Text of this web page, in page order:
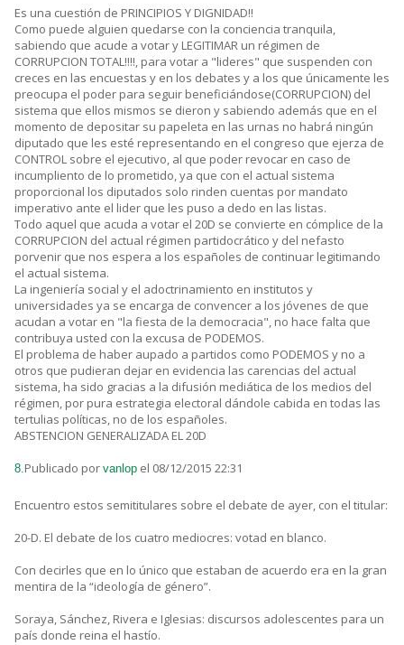
Es una cuestión de PRINCIPIOS Y DIGNIDAD!!
Como puede alguien quedarse con la conciencia tranquila,
sabiendo que acude a votar y LEGITIMAR un régimen de
CORRUPCION TOTAL!!!!, para votar a "lideres" que suspenden con
creces en las encuestas y en los debates y a los que únicamente les
preocupa el poder para seguir beneficiándose(CORRUPCION) del
sistema que ellos mismos se dieron y sabiendo además que en el
momento de depositar su papeleta en las urnas no habrá ningún
diputado que les esté representando en el congreso que ejerza de
CONTROL sobre el ejecutivo, al que poder revocar en caso de
incumpliento de lo prometido, ya que con el actual sistema
proporcional los diputados solo rinden cuentas por mandato
imperativo ante el lider que les puso a dedo en las listas.
Todo aquel que acuda a votar el 20D se convierte en cómplice de la
CORRUPCION del actual régimen partidocrático y del nefasto
porvenir que nos espera a los españoles de continuar legitimando
el actual sistema.
La ingeniería social y el adoctrinamiento en institutos y
universidades ya se encarga de convencer a los jóvenes de que
acudan a votar en "la fiesta de la democracia", no hace falta que
contribuya usted con la excusa de PODEMOS.
El problema de haber aupado a partidos como PODEMOS y no a
otros que pudieran dejar en evidencia las carencias del actual
sistema, ha sido gracias a la difusión mediática de los medios del
régimen, por pura estrategia electoral dándole cabida en todas las
tertulias políticas, no de los españoles.
ABSTENCION GENERALIZADA EL 20D
8.Publicado por vanlop el 08/12/2015 22:31
Encuentro estos semititulares sobre el debate de ayer, con el titular:
20-D. El debate de los cuatro mediocres: votad en blanco.
Con decirles que en lo único que estaban de acuerdo era en la gran
mentira de la “ideología de género”.
Soraya, Sánchez, Rivera e Iglesias: discursos adolescentes para un
país donde reina el hastío.